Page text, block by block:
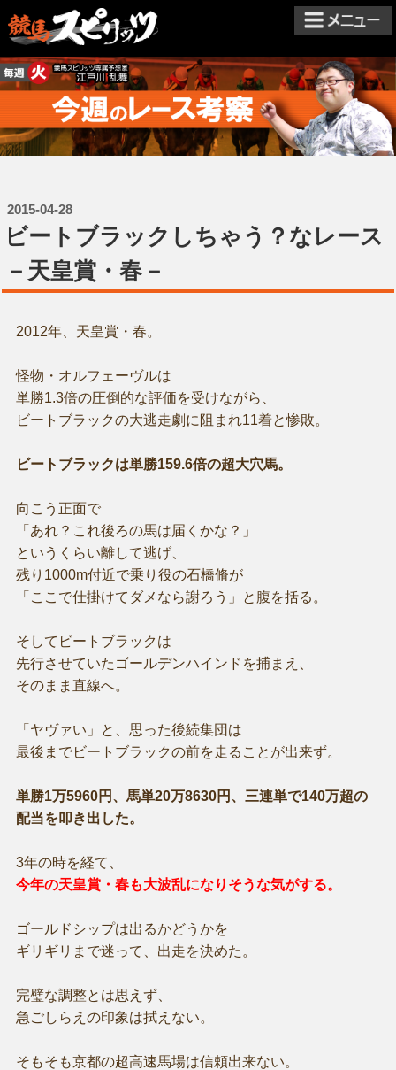
2015-04-28
ビートブラックしちゃう？なレース
－天皇賞・春－
2012年、天皇賞・春。
怪物・オルフェーヴルは
単勝1.3倍の圧倒的な評価を受けながら、
ビートブラックの大逃走劇に阻まれ11着と惨敗。
ビートブラックは単勝159.6倍の超大穴馬。
向こう正面で
「あれ？これ後ろの馬は届くかな？」
というくらい離して逃げ、
残り1000m付近で乗り役の石橋脩が
「ここで仕掛けてダメなら謝ろう」と腹を括る。
そしてビートブラックは
先行させていたゴールデンハインドを捕まえ、
そのまま直線へ。
「ヤヴァい」と、思った後続集団は
最後までビートブラックの前を走ることが出来ず。
単勝1万5960円、馬単20万8630円、三連単で140万超の
配当を叩き出した。
3年の時を経て、
今年の天皇賞・春も大波乱になりそうな気がする。
ゴールドシップは出るかどうかを
ギリギリまで迷って、出走を決めた。
完璧な調整とは思えず、
急ごしらえの印象は拭えない。
そもそも京都の超高速馬場は信頼出来ない。